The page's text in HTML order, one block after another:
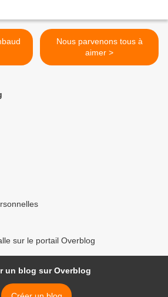
Nous parvenons tous à
aimer >
sur le portail Overblog
un blog sur Overblog